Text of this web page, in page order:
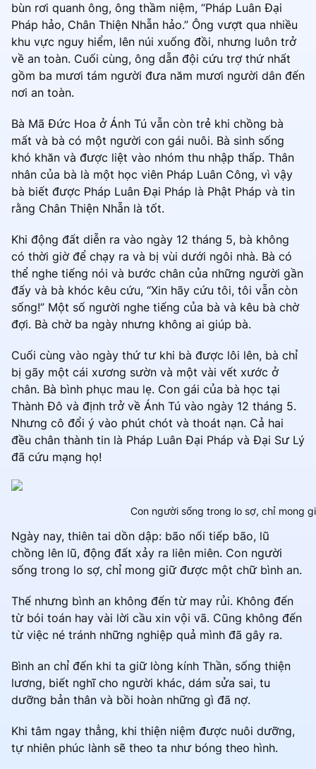
bùn rơi quanh ông, ông thầm niệm, “Pháp Luân Đại
Pháp hảo, Chân Thiện Nhẫn hảo.” Ông vượt qua nhiều
khu vực nguy hiểm, lên núi xuống đồi, nhưng luôn trở
về an toàn. Cuối cùng, ông dẫn đội cứu trợ thứ nhất
gồm ba mươi tám người đưa năm mươi người dân đến
nơi an toàn.
Bà Mã Đức Hoa ở Ánh Tú vẫn còn trẻ khi chồng bà
mất và bà có một người con gái nuôi. Bà sinh sống
khó khăn và được liệt vào nhóm thu nhập thấp. Thân
nhân của bà là một học viên Pháp Luân Công, vì vậy
bà biết được Pháp Luân Đại Pháp là Phật Pháp và tin
rằng Chân Thiện Nhẫn là tốt.
Khi động đất diễn ra vào ngày 12 tháng 5, bà không
có thời giờ để chạy ra và bị vùi dưới ngôi nhà. Bà có
thể nghe tiếng nói và bước chân của những người gần
đấy và bà khóc kêu cứu, “Xin hãy cứu tôi, tôi vẫn còn
sống!” Một số người nghe tiếng của bà và kêu bà chờ
đợi. Bà chờ ba ngày nhưng không ai giúp bà.
Cuối cùng vào ngày thứ tư khi bà được lôi lên, bà chỉ
bị gãy một cái xương sườn và một vài vết xước ở
chân. Bà bình phục mau lẹ. Con gái của bà học tại
Thành Đô và định trở về Ánh Tú vào ngày 12 tháng 5.
Nhưng cô đổi ý vào phút chót và thoát nạn. Cả hai
đều chân thành tin là Pháp Luân Đại Pháp và Đại Sư Lý
đã cứu mạng họ!
Con người sống trong lo sợ, chỉ mong
Ngày nay, thiên tai dồn dập: bão nối tiếp bão, lũ
chồng lên lũ, động đất xảy ra liên miên. Con người
sống trong lo sợ, chỉ mong giữ được một chữ bình an.
Thế nhưng bình an không đến từ may rủi. Không đến
từ bói toán hay vài lời cầu xin vội vã. Cũng không đến
từ việc né tránh những nghiệp quả mình đã gây ra.
Bình an chỉ đến khi ta giữ lòng kính Thần, sống thiện
lương, biết nghĩ cho người khác, dám sửa sai, tu
dưỡng bản thân và bồi hoàn những gì đã nợ.
Khi tâm ngay thẳng, khi thiện niệm được nuôi dưỡng,
tự nhiên phúc lành sẽ theo ta như bóng theo hình.